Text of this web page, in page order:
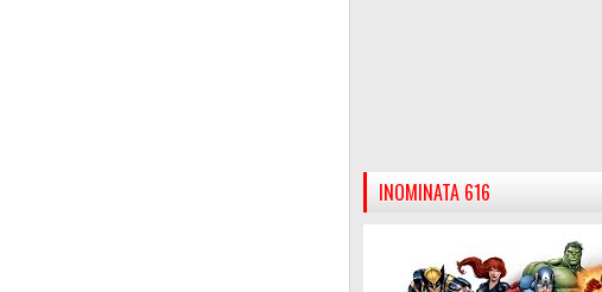
INOMINATA 616